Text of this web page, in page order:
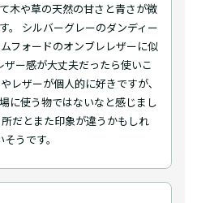
木や草の天然の甘さと青さが微
。 シルバーグレーのダンディー
フォードのオンブレレザーに似
ー感が大丈夫だったら使いこ
レザーが個人的に好きですが､
に使う物ではないなと感じまし
だとまた印象が違うかもしれ
うです。